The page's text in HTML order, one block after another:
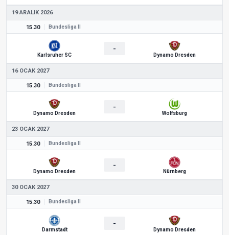
19 ARALIK 2026
15.30 Bundesliga II
Karlsruher SC
-
Dynamo Dresden
16 OCAK 2027
15.30 Bundesliga II
Dynamo Dresden
-
Wolfsburg
23 OCAK 2027
15.30 Bundesliga II
Dynamo Dresden
-
Nürnberg
30 OCAK 2027
15.30 Bundesliga II
Darmstadt
-
Dynamo Dresden